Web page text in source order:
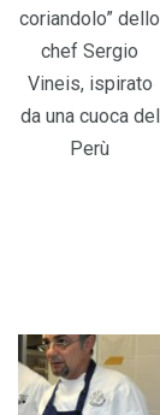
coriandolo” dello
chef Sergio
Vineis, ispirato
da una cuoca del
Perù